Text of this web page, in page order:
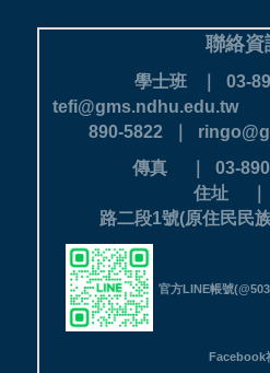
聯絡資
學士班 ｜ 03-
890-5822 ｜
傳真 ｜ 03-
住址 ｜
路二段1號(原住民民
官方LINE帳號
Facebook